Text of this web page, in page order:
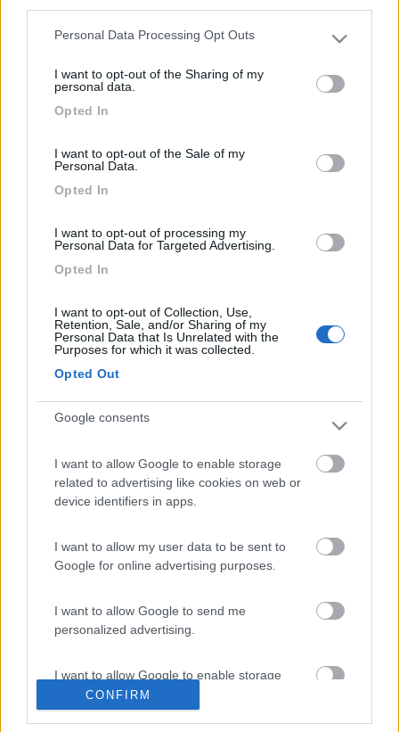
Please note that this website/app uses one or more Google
not limited to your visit or usage behaviour. You may click to
use your data for below specified purposes in below Google
Personal Data Processing Opt Outs
I want to opt-out of the Sharing of my
personal data.
Opted In
I want to opt-out of the Sale of my
Personal Data.
Opted In
I want to opt-out of processing my
Personal Data for Targeted Advertising.
Opted In
I want to opt-out of Collection, Use,
Retention, Sale, and/or Sharing of my
Personal Data that Is Unrelated with the
Purposes for which it was collected.
Opted Out
Google consents
I want to allow Google to enable storage
related to advertising like cookies on web or
device identifiers in apps.
I want to allow my user data to be sent to
Google for online advertising purposes.
I want to allow Google to send me
personalized advertising.
I want to allow Google to enable storage
related to analytics like cookies on web or
device identifiers in apps.
CONFIRM
del gavone e dell’oblo’ sono da sostituire. Addirittura su una
porta del gavone ci passava un dito !
Adesso è mia intenzione rivolgermi ad un legale, in quanto il
Concessionario ritiene mia la responsabilità e visto quanto ho
potuto leggere e confrontarmi con chi ha scritto nel forum per
questo camper, è un comportamento alquanto consueto e
inaccettabile, poco degno e degradante del marchio.
Sandro Bortolin
1929
Art.7 Regolamento: obbligo di firma con nome cognome e
Il Team di Moderazione
Inserito il12/06/2019 alle:
12:49:26
Art.7 Regolamento: obbligo di firma con nome cognome e città o il topic
sarà rimosso. Grazie Il Team di Moderazione
Non capisco. La firma c'è e la città è inserita nella
registrazione.
Fatemi capire. grazie
Sandro Bortolin
1929
12/06/2019 alle:
Deve digitare direttamente nome cognome e città all'interno